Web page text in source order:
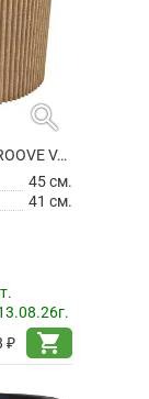
search
КАШПО CAPI ROOTS GROOVE VASE CONICAL BEIGE
45 см.
41 см.
₽
shopping_cart